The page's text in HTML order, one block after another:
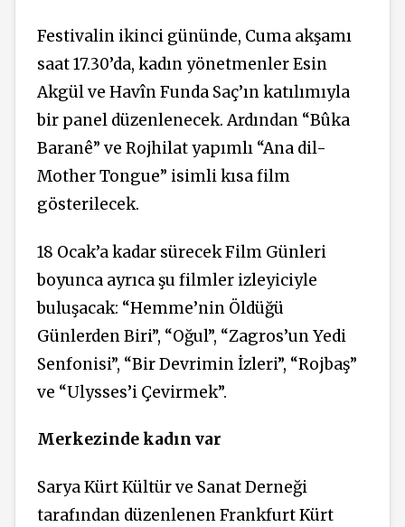
Festivalin ikinci gününde, Cuma akşamı
saat 17.30’da, kadın yönetmenler Esin
Akgül ve Havîn Funda Saç’ın katılımıyla
bir panel düzenlenecek. Ardından “Bûka
Baranê” ve Rojhilat yapımlı “Ana dil-
Mother Tongue” isimli kısa film
gösterilecek.
18 Ocak’a kadar sürecek Film Günleri
boyunca ayrıca şu filmler izleyiciyle
buluşacak: “Hemme’nin Öldüğü
Günlerden Biri”, “Oğul”, “Zagros’un Yedi
Senfonisi”, “Bir Devrimin İzleri”, “Rojbaş”
ve “Ulysses’i Çevirmek”.
Merkezinde kadın var
Sarya Kürt Kültür ve Sanat Derneği
tarafından düzenlenen Frankfurt Kürt